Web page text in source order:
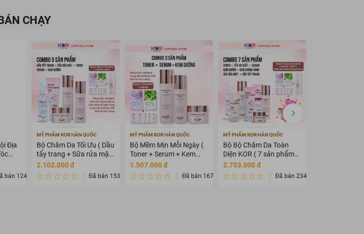
CHẠY
Địa
bán 124
MỸ PHẨM KOR HÀN QUỐC
Bộ Chăm Da Tối Ưu ( Dầu
tẩy trang + Sữa rửa mặt
+ Toner + Serum + Kem
dưỡng )
2.102.000 đ
Đã bán 1534232
MỸ PHẨM KOR HÀN QUỐC
Bộ Mềm Mịn Mỗi Ngày (
Toner + Serum + Kem
dưỡng )
1.507.000 đ
Đã bán 1678432
MỸ PHẨM KOR HÀN QUỐC
Bộ Bộ Chăm Da Toàn
Diện KOR ( 7 sản phẩm
KOR )
2.753.000 đ
Đã bán 2345675